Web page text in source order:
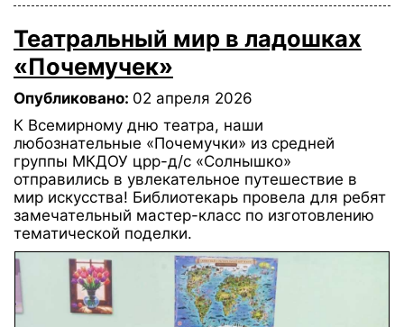
Театральный мир в ладошках
«Почемучек»
Опубликовано: 02 апреля 2026
К Всемирному дню театра, наши
любознательные «Почемучки» из средней
группы МКДОУ црр-д/с «Солнышко»
отправились в увлекательное путешествие в
мир искусства! Библиотекарь провела для ребят
замечательный мастер-класс по изготовлению
тематической поделки.